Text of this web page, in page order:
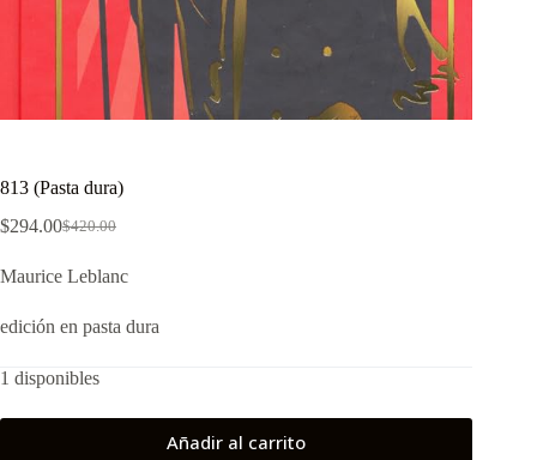
813 (Pasta dura)
$420.00
El
original
$420.00.
$294.00El
actual
$294.00.
Maurice Leblanc
edición en pasta dura
1 disponibles
Añadir al carrito